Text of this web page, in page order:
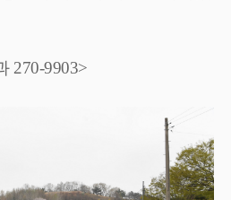
270-9903>